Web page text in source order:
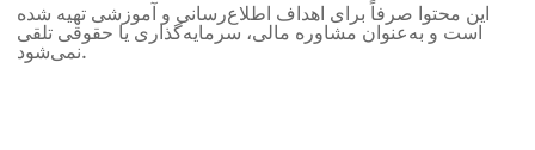
این محتوا صرفاً برای اهداف اطلاع‌رسانی و آموزشی تهیه شده
است و به‌عنوان مشاوره مالی، سرمایه‌گذاری یا حقوقی تلقی
نمی‌شود.